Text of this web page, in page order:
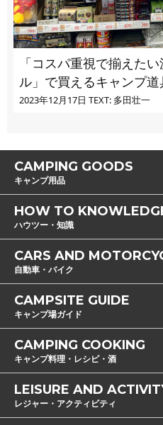
「コスパ重視で揃えたい派」に
ル」で買えるキャンプ道
2023年12月17日 TEXT: 多田壮一
CAMPING GOODS
キャンプ用品
HOW TO
ハウツー・知識
CARS AND
自動車・バイク
CAMPSITE GUIDE
キャンプ場ガイド
CAMPING COOKING
キャンプ料理・レシピ・酒
LEISURE AND
レジャー・アクティビティ